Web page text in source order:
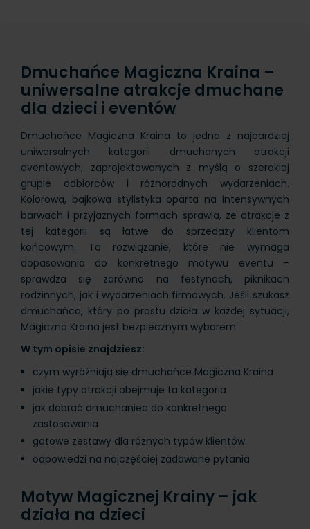
Dmuchańce Magiczna Kraina –
uniwersalne atrakcje dmuchane
dla dzieci i eventów
Dmuchańce Magiczna Kraina to jedna z najbardziej
uniwersalnych kategorii dmuchanych atrakcji
eventowych, zaprojektowanych z myślą o szerokiej
grupie odbiorców i różnorodnych wydarzeniach.
Kolorowa, bajkowa stylistyka oparta na intensywnych
barwach i przyjaznych formach sprawia, że atrakcje z
tej kategorii są łatwe do sprzedaży klientom
końcowym. To rozwiązanie, które nie wymaga
dopasowania do konkretnego motywu eventu –
sprawdza się zarówno na festynach, piknikach
rodzinnych, jak i wydarzeniach firmowych. Jeśli szukasz
dmuchańca, który po prostu działa w każdej sytuacji,
Magiczna Kraina jest bezpiecznym wyborem.
W tym opisie znajdziesz:
czym wyróżniają się dmuchańce Magiczna Kraina
jakie typy atrakcji obejmuje ta kategoria
jak dobrać dmuchaniec do konkretnego
zastosowania
gotowe zestawy dla różnych typów klientów
odpowiedzi na najczęściej zadawane pytania
Motyw Magicznej Krainy – jak
działa na dzieci